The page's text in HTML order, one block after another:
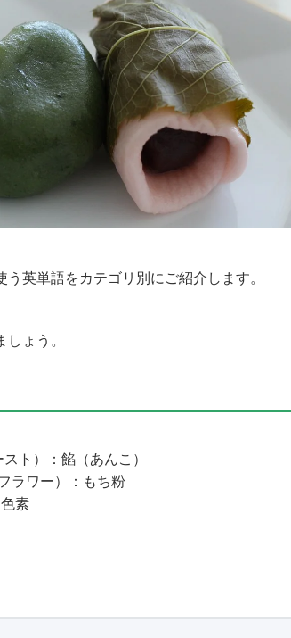
英単語をカテゴリ別にご紹介します。
ょう。
ト）：餡（あんこ）
ラワー）：もち粉
素